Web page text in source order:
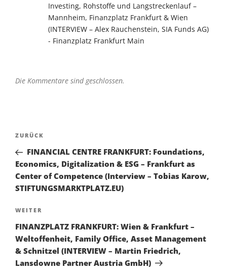
Investing, Rohstoffe und Langstreckenlauf –
Mannheim, Finanzplatz Frankfurt & Wien
(INTERVIEW – Alex Rauchenstein, SIA Funds AG)
- Finanzplatz Frankfurt Main
Die Kommentare sind geschlossen.
Beitragsnavigation
Vorheriger
Beitrag
ZURÜCK
FINANCIAL CENTRE FRANKFURT: Foundations,
Economics, Digitalization & ESG – Frankfurt as
Center of Competence (Interview – Tobias Karow,
STIFTUNGSMARKTPLATZ.EU)
Nächster
Beitrag
WEITER
FINANZPLATZ FRANKFURT: Wien & Frankfurt –
Weltoffenheit, Family Office, Asset Management
& Schnitzel (INTERVIEW – Martin Friedrich,
Lansdowne Partner Austria GmbH)